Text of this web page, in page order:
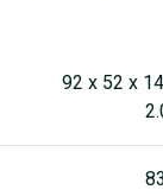
92 x 52 x